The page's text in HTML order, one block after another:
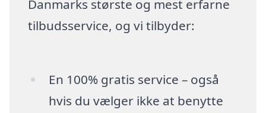
Danmarks største og mest erfarne
tilbudsservice, og vi tilbyder:
En 100% gratis service – også
hvis du vælger ikke at benytte